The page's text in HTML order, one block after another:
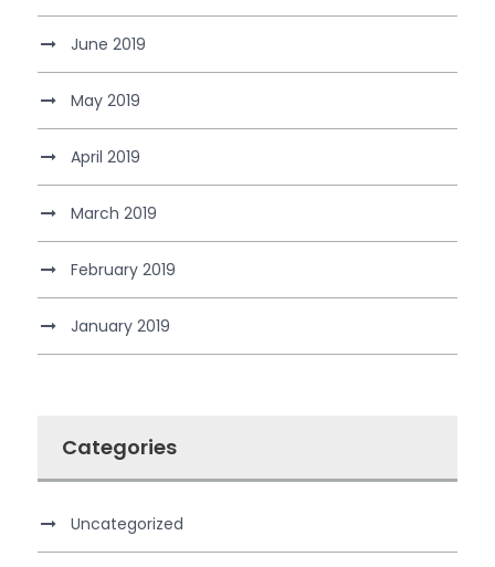
June 2019
May 2019
April 2019
March 2019
February 2019
January 2019
Categories
Uncategorized